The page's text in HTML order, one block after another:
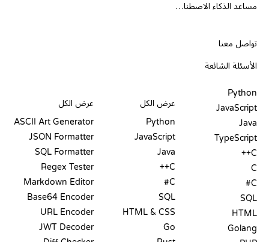
مساعد الذكاء الاصطناعي
تواصل معنا
الأسئلة الشائعة
Python
JavaScript
Java
TypeScript
C++
C
C#
SQL
HTML
Golang
عرض الكل
Python
JavaScript
Java
C++
C#
SQL
HTML & CSS
Go
عرض الكل
ASCII Art Generator
JSON Formatter
SQL Formatter
Regex Tester
Markdown Editor
Base64 Encoder
URL Encoder
JWT Decoder